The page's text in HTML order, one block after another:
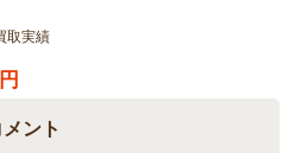
取実績
ント